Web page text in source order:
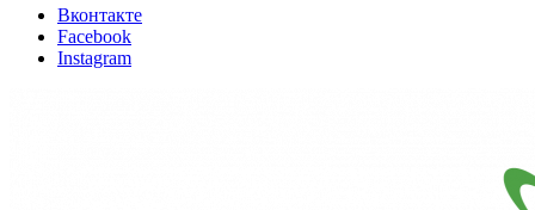
Вконтакте
Facebook
Instagram